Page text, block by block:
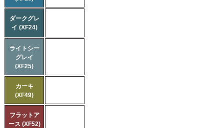
ダークグレ
イ (XF24)
ライトシー
グレイ
(XF25)
カーキ
(XF49)
フラットア
ース (XF52)